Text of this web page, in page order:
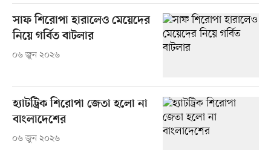
সাফ শিরোপা হারালেও মেয়েদের
নিয়ে গর্বিত বাটলার
০৬ জুন ২০২৬
হ্যাটট্রিক শিরোপা জেতা হলো না
বাংলাদেশের
০৬ জুন ২০২৬